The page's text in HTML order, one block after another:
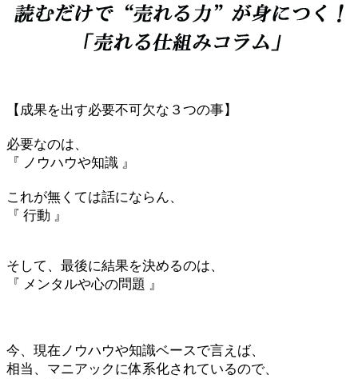
【成果を出す必要不可欠な３つの事】
必要なのは、
『 ノウハウや知識 』
これが無くては話にならん、
『 行動 』
そして、最後に結果を決めるのは、
『 メンタルや心の問題 』
今、現在ノウハウや知識ベースで言えば、
相当、マニアックに体系化されているので、